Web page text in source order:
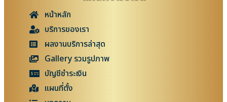
หน้าหลัก
บริการของเรา
ผลงานบริการล่าสุด
Gallery รวมรูปภาพ
บัญชีชำระเงิน
แผนที่ตั้ง